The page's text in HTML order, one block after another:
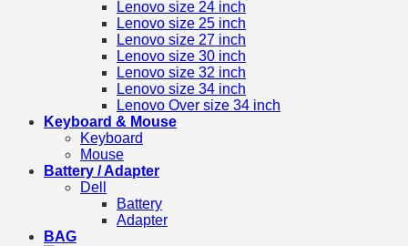
Lenovo size 24 inch
Lenovo size 25 inch
Lenovo size 27 inch
Lenovo size 30 inch
Lenovo size 32 inch
Lenovo size 34 inch
Lenovo Over size 34 inch
Keyboard & Mouse
Keyboard
Mouse
Battery / Adapter
Dell
Battery
Adapter
BAG